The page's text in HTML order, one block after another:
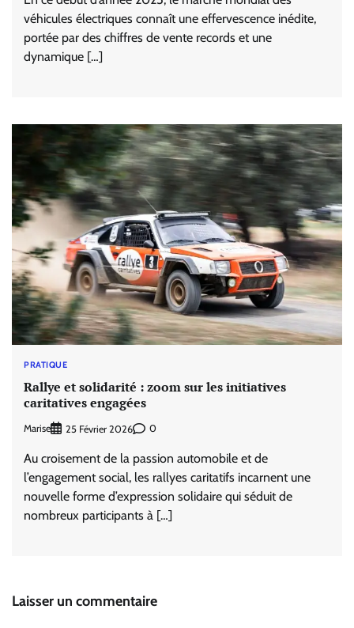
véhicules électriques connaît une effervescence inédite,
portée par des chiffres de vente records et une
dynamique […]
PRATIQUE
Rallye et solidarité : zoom sur les initiatives
caritatives engagées
Marise 25 Février 2026 0
Au croisement de la passion automobile et de
l’engagement social, les rallyes caritatifs incarnent une
nouvelle forme d’expression solidaire qui séduit de
nombreux participants à […]
Laisser un commentaire